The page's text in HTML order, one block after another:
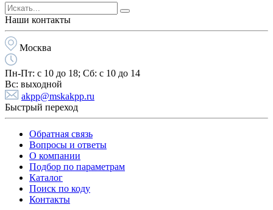
Наши контакты
Москва
Пн-Пт: с 10 до 18; Cб: с 10 до 14
Вс: выходной
akpp@mskakpp.ru
Быстрый переход
Обратная связь
Вопросы и ответы
О компании
Подбор по параметрам
Каталог
Поиск по коду
Контакты